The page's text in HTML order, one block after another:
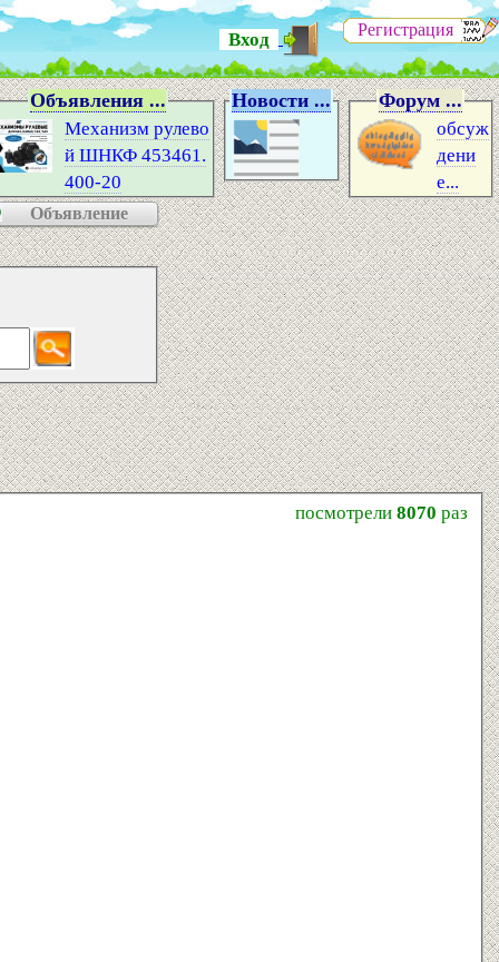
Вход Регистрация
Объявления ...
Механизм рулево
й ШНКФ 453461.
400-20
Объявление
Новости ... Форум ...
обсуж
дени
е...
посмотрели 8070 раз